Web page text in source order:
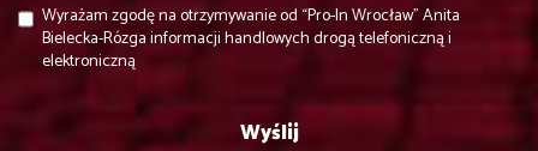
Wyrażam zgodę na otrzymywanie od “Pro-In Wrocław” Anita
Bielecka-Rózga informacji handlowych drogą telefoniczną i
elektroniczną